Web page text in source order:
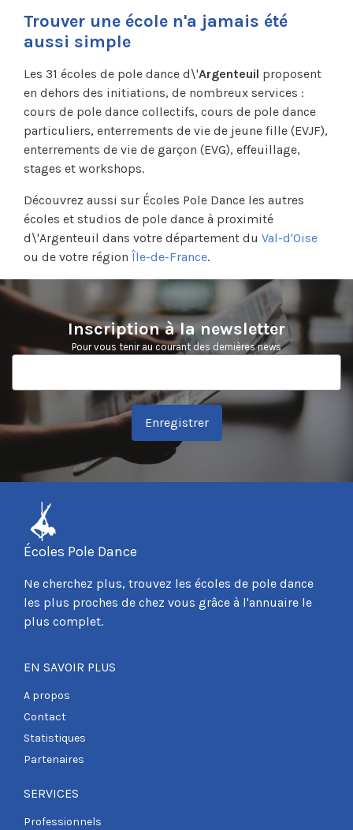
Trouver une école n'a jamais été
aussi simple
Les 31 écoles de pole dance d\'Argenteuil proposent
en dehors des initiations, de nombreux services :
cours de pole dance collectifs, cours de pole dance
particuliers, enterrements de vie de jeune fille (EVJF),
enterrements de vie de garçon (EVG), effeuillage,
stages et workshops.
Découvrez aussi sur Écoles Pole Dance les autres
écoles et studios de pole dance à proximité
d\'Argenteuil dans votre département du Val-d'Oise
ou de votre région Île-de-France.
Inscription à la newsletter
Pour vous tenir au courant des dernières news
Enregistrer
Écoles Pole Dance
Ne cherchez plus, trouvez les écoles de pole dance
les plus proches de chez vous grâce à l'annuaire le
plus complet.
EN SAVOIR PLUS
A propos
Contact
Statistiques
Partenaires
SERVICES
Professionnels